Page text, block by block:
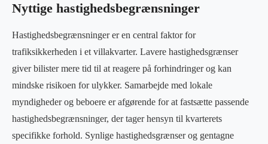
Nyttige hastighedsbegrænsninger
Hastighedsbegrænsninger er en central faktor for
trafiksikkerheden i et villakvarter. Lavere hastighedsgrænser
giver bilister mere tid til at reagere på forhindringer og kan
mindske risikoen for ulykker. Samarbejde med lokale
myndigheder og beboere er afgørende for at fastsætte passende
hastighedsbegrænsninger, der tager hensyn til kvarterets
specifikke forhold. Synlige hastighedsgrænser og gentagne